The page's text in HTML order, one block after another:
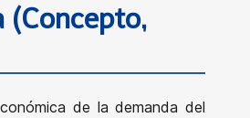
(Concepto,
de la demanda del